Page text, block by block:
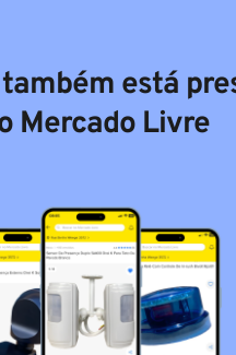
também está
Mercado Livre